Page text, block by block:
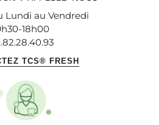
Lundi au Vendredi
18h00
TCS® FRESH